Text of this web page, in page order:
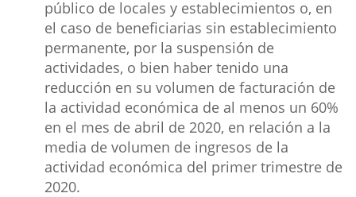
público de locales y establecimientos o, en
el caso de beneficiarias sin establecimiento
permanente, por la suspensión de
actividades, o bien haber tenido una
reducción en su volumen de facturación de
la actividad económica de al menos un 60%
en el mes de abril de 2020, en relación a la
media de volumen de ingresos de la
actividad económica del primer trimestre de
2020.